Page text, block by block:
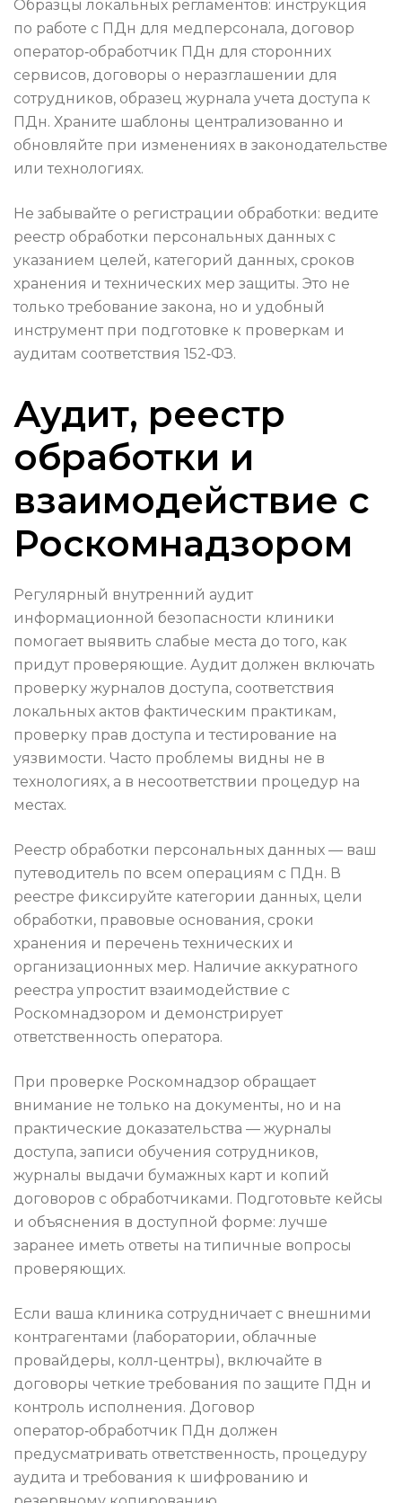
Образцы локальных регламентов: инструкция
по работе с ПДн для медперсонала, договор
оператор‑обработчик ПДн для сторонних
сервисов, договоры о неразглашении для
сотрудников, образец журнала учета доступа к
ПДн. Храните шаблоны централизованно и
обновляйте при изменениях в законодательстве
или технологиях.
Не забывайте о регистрации обработки: ведите
реестр обработки персональных данных с
указанием целей, категорий данных, сроков
хранения и технических мер защиты. Это не
только требование закона, но и удобный
инструмент при подготовке к проверкам и
аудитам соответствия 152‑ФЗ.
Аудит, реестр
обработки и
взаимодействие с
Роскомнадзором
Регулярный внутренний аудит
информационной безопасности клиники
помогает выявить слабые места до того, как
придут проверяющие. Аудит должен включать
проверку журналов доступа, соответствия
локальных актов фактическим практикам,
проверку прав доступа и тестирование на
уязвимости. Часто проблемы видны не в
технологиях, а в несоответствии процедур на
местах.
Реестр обработки персональных данных — ваш
путеводитель по всем операциям с ПДн. В
реестре фиксируйте категории данных, цели
обработки, правовые основания, сроки
хранения и перечень технических и
организационных мер. Наличие аккуратного
реестра упростит взаимодействие с
Роскомнадзором и демонстрирует
ответственность оператора.
При проверке Роскомнадзор обращает
внимание не только на документы, но и на
практические доказательства — журналы
доступа, записи обучения сотрудников,
журналы выдачи бумажных карт и копий
договоров с обработчиками. Подготовьте кейсы
и объяснения в доступной форме: лучше
заранее иметь ответы на типичные вопросы
проверяющих.
Если ваша клиника сотрудничает с внешними
контрагентами (лаборатории, облачные
провайдеры, колл‑центры), включайте в
договоры четкие требования по защите ПДн и
контроль исполнения. Договор
оператор‑обработчик ПДн должен
предусматривать ответственность, процедуру
аудита и требования к шифрованию и